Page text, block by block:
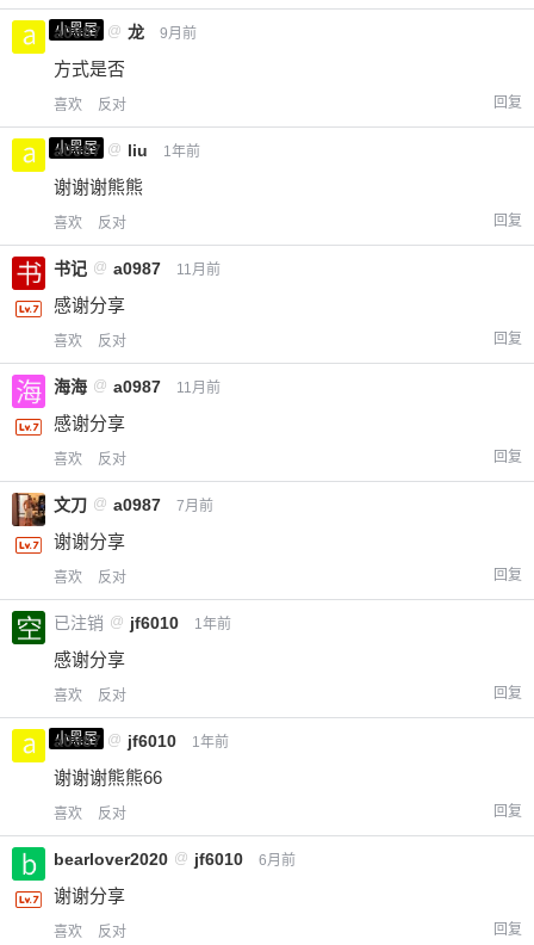
小黑屋
a0987 @ 龙 9月前
方式是否
喜欢 反对 回复
小黑屋
a0987 @ liu 1年前
谢谢谢熊熊
喜欢 反对 回复
书记 @ a0987 11月前
感谢分享
喜欢 反对 回复
海海 @ a0987 11月前
感谢分享
喜欢 反对 回复
文刀 @ a0987 7月前
谢谢分享
喜欢 反对 回复
已注销 @ jf6010 1年前
感谢分享
喜欢 反对 回复
小黑屋
a0987 @ jf6010 1年前
谢谢谢熊熊66
喜欢 反对 回复
bearlover2020 @ jf6010 6月前
谢谢分享
喜欢 反对 回复